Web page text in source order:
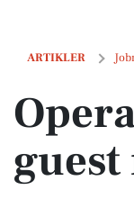
ARTIKLER
Operations and